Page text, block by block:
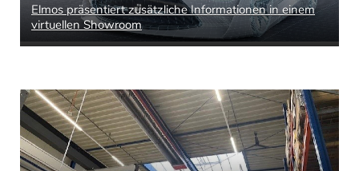
Elmos präsentiert zusätzliche Informationen in einem
virtuellen Showroom